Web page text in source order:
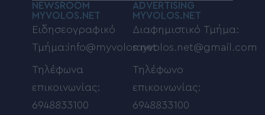
NEWSROOM
MYVOLOS.NET
Ειδησεογραφικό
Τμήμα:info@myvolos.net
Τηλέφωνα
επικοινωνίας:
6948833100
ADVERTISING
MYVOLOS.NET
Διαφημιστικό Τμήμα:
myvolos.net@gmail.com
Τηλέφωνο
επικοινωνίας:
6948833100